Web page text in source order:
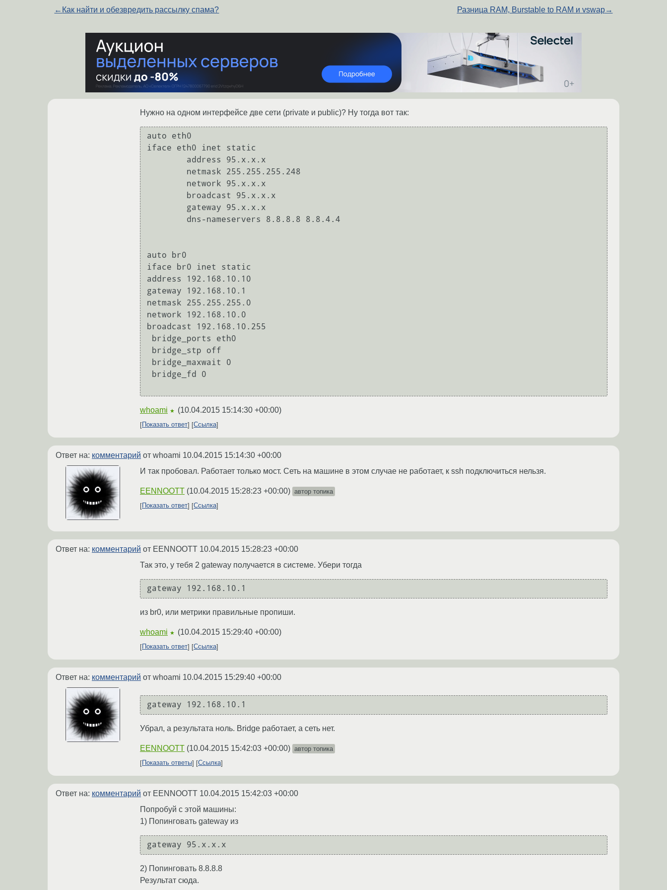
← Как найти и обезвредить рассылку спама? Разница RAM, Burstable to RAM и vswap→
Нужно на одном интерфейсе две сети (private и public)? Ну тогда вот так:
auto eth0
iface eth0 inet static
auto br0
iface br0 inet static
address 192.168.10.10
gateway 192.168.10.1
netmask 255.255.255.0
network 192.168.10.0
broadcast 192.168.10.255
whoami ★ (10.04.2015 15:14:30 +00:00)
Показать ответ Ссылка
Ответ на: комментарий от whoami 10.04.2015 15:14:30 +00:00
И так пробовал. Работает только мост. Сеть на машине в этом случае не работает, к ssh подключиться нельзя.
EENNOOTT (10.04.2015 15:28:23 +00:00) автор топика
Показать ответ
Ссылка
Ответ на: комментарий от EENNOOTT 10.04.2015 15:28:23 +00:00
Так это, у тебя 2 gateway получается в системе. Убери тогда
из br0, или метрики правильные пропиши.
whoami ★ (10.04.2015 15:29:40 +00:00)
Показать ответ Ссылка
Ответ на: комментарий от whoami 10.04.2015 15:29:40 +00:00
gateway 192.168.10.1
Убрал, а результата ноль. Bridge работает, а сеть нет.
EENNOOTT (10.04.2015 15:42:03 +00:00) автор топика
Показать ответы
Ссылка
Ответ на: комментарий от EENNOOTT 10.04.2015 15:42:03 +00:00
Попробуй с этой машины:
1) Попинговать gateway из
2) Попинговать 8.8.8.8
Результат сюда.